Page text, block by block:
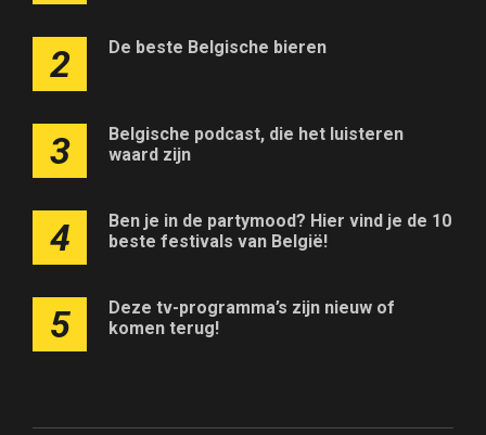
2 De beste Belgische bieren
3
Belgische podcast, die het luisteren
waard zijn
4
Ben je in de partymood? Hier vind je de 10
beste festivals van België!
5
Deze tv-programma’s zijn nieuw of
komen terug!